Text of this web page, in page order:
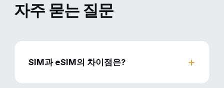
자주 묻는 질문
SIM과 eSIM의 차이점은?